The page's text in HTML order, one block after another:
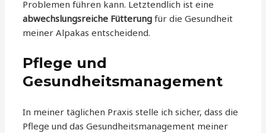
Problemen führen kann. Letztendlich ist eine
abwechslungsreiche Fütterung für die Gesundheit
meiner Alpakas entscheidend.
Pflege und
Gesundheitsmanagement
In meiner täglichen Praxis stelle ich sicher, dass die
Pflege und das Gesundheitsmanagement meiner